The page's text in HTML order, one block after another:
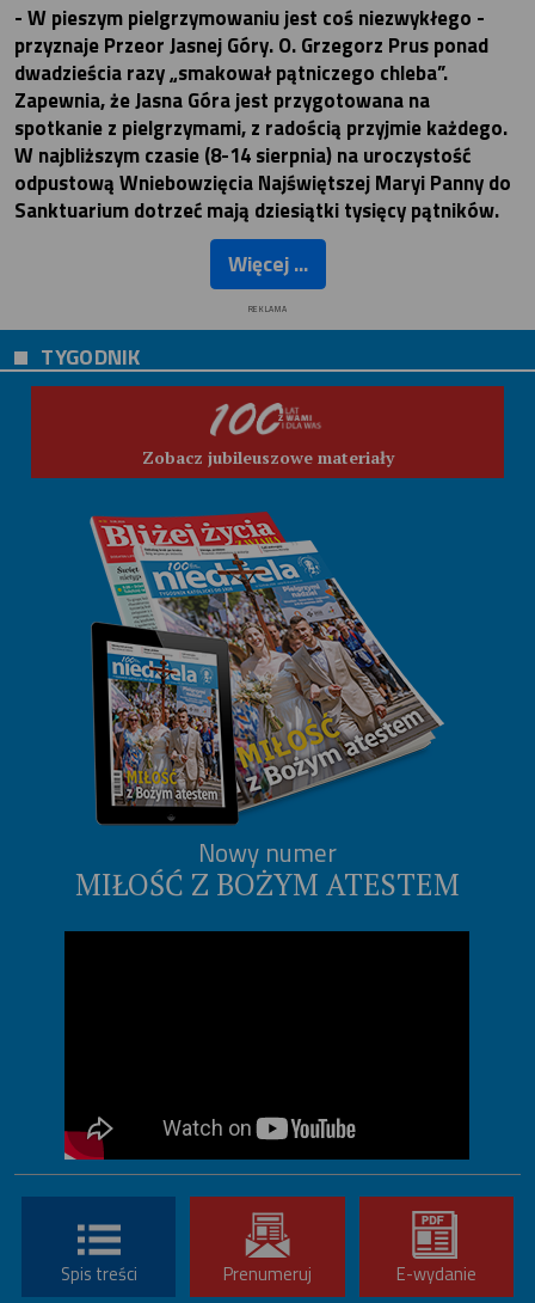
- W pieszym pielgrzymowaniu jest coś niezwykłego -
przyznaje Przeor Jasnej Góry. O. Grzegorz Prus ponad
dwadzieścia razy „smakował pątniczego chleba”.
Zapewnia, że Jasna Góra jest przygotowana na
spotkanie z pielgrzymami, z radością przyjmie każdego.
W najbliższym czasie (8-14 sierpnia) na uroczystość
odpustową Wniebowzięcia Najświętszej Maryi Panny do
Sanktuarium dotrzeć mają dziesiątki tysięcy pątników.
Więcej ...
REKLAMA
TYGODNIK
Zobacz jubileuszowe materiały
Nowy numer
MIŁOŚĆ Z BOŻYM ATESTEM
Spis treści Prenumeruj E-wydanie